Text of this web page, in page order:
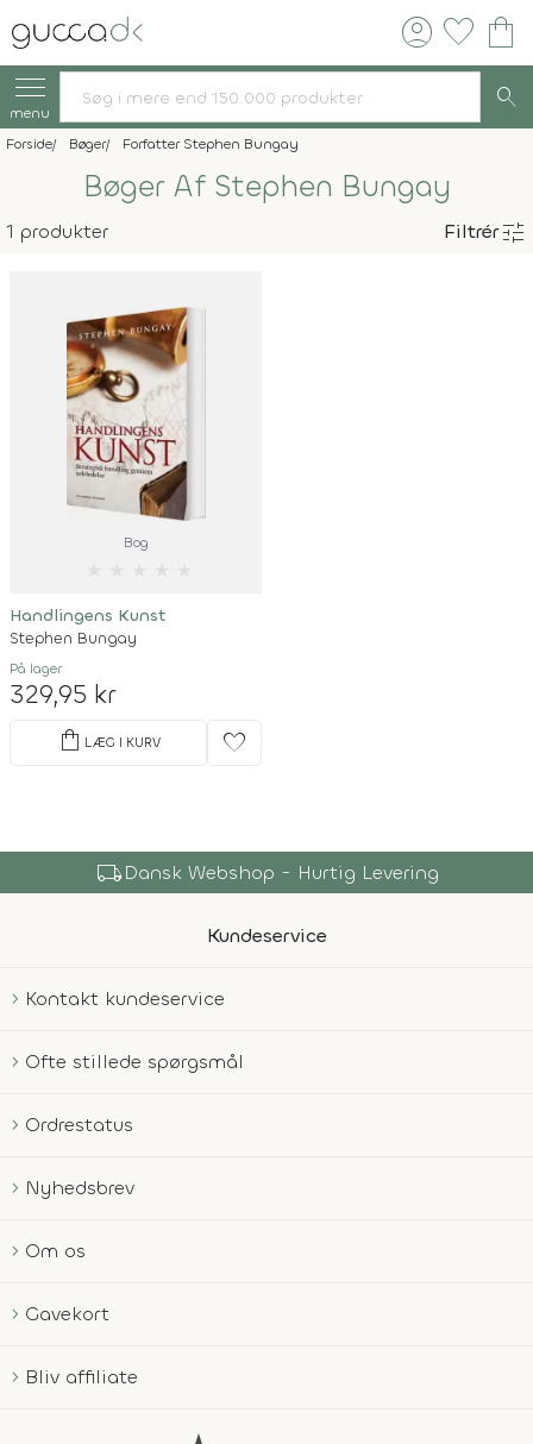
account_circle favorite shopping_bag
menu search
Forside Bøger Forfatter Stephen Bungay
Bøger Af Stephen Bungay
1 produkter Filtrértune
Bog
Handlingens Kunst
Stephen Bungay
På lager
329,95 kr
shopping_bag LÆG I KURV favorite
local_shippingDansk Webshop - Hurtig Levering
Kundeservice
Kontakt kundeservice
Ofte stillede spørgsmål
Ordrestatus
Nyhedsbrev
Om os
Gavekort
Bliv affiliate